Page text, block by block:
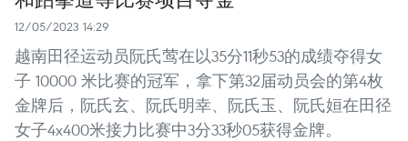
12/05/2023 14:29
越南田径运动员阮氏莺在以35分11秒53的成绩夺得女
子 10000 米比赛的冠军，拿下第32届动员会的第4枚
金牌后，阮氏玄、阮氏明幸、阮氏玉、阮氏姮在田径
女子4x400米接力比赛中3分33秒05获得金牌。